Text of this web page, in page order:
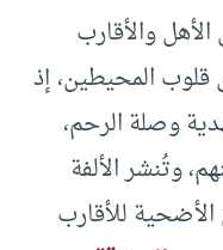
والأقارب
قلوب المحيطين، إذ
وصلة الرحم،
وتُنشر الألفة
للأقارب